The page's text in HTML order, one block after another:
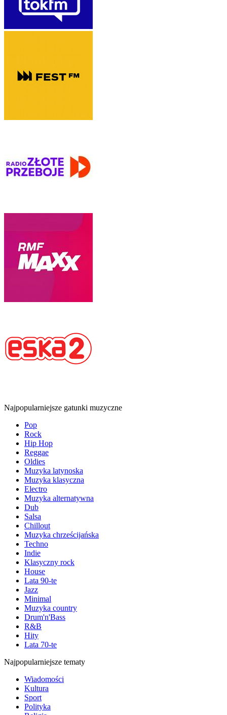
Najpopularniejsze gatunki muzyczne
Pop
Rock
Hip Hop
Reggae
Oldies
Muzyka latynoska
Muzyka klasyczna
Electro
Muzyka alternatywna
Dub
Salsa
Chillout
Muzyka chrześcijańska
Techno
Indie
Klasyczny rock
House
Lata 90-te
Jazz
Minimal
Muzyka country
Drum'n'Bass
R&B
Hity
Lata 70-te
Najpopularniejsze tematy
Wiadomości
Kultura
Sport
Polityka